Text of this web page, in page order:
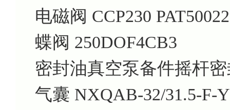
电磁阀 CCP230
蝶阀 250DOF4CB3
密封油真空泵备件摇杆密
气囊 NXQAB-32/31.5-F-Y